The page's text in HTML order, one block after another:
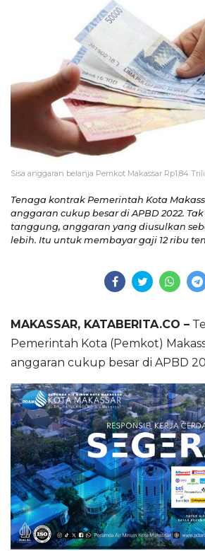
Sisa anggaran belanja Pemkot Makassar Rp1,84
Tenaga kontrak Pemerintah Kota
anggaran cukup besar di APBD 2022.
tanggung, anggaran yang diusulkan
lebih. Itu untuk membayar gaji 12 ribu
MAKASSAR, KATABERITA.CO –
Pemerintah Kota (Pemkot)
anggaran cukup besar di APBD